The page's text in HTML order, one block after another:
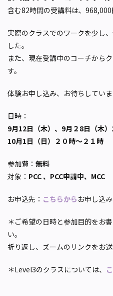
含む82時間の受講料は、968,000
実際のクラスでのワークを少し
した。
また、現在受講中のコーチから
す。
体験お申し込み、お待ちしていま
日時：
9月12日（木）、9月２8日（木
10月1日（日）２０時〜２１時
参加費： 無料
対象： PCC 、PCC申請中、MCC
お申込先： こちらから お申し込
＊ご希望の日時と参加目的をお
い。
折り返し、ズームのリンクをお送
＊Level3のクラスについては、